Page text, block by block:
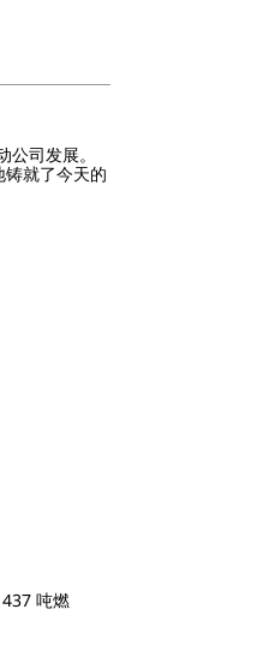
司发展。
就了今天的
吨燃